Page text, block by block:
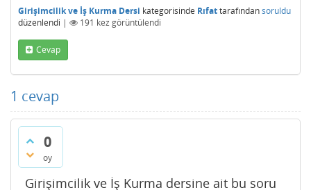
Girişimcilik ve İş Kurma Dersi kategorisinde Rıfattarafındansoruldu
düzenlendi | 191 kez görüntülendi
Cevap
1 cevap
0
oy
Girişimcilik ve İş Kurma dersine ait bu soru